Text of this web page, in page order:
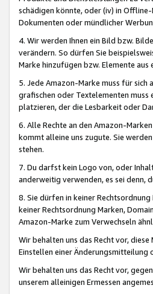
schädigen könnte, oder (iv) in Offline-
Dokumenten oder mündlicher
4. Wir werden Ihnen ein Bild bzw.
verändern. So dürfen Sie
Marke hinzufügen bzw. Elemente
5. Jede Amazon-Marke muss für
grafischen oder Textelementen muss
platzieren, der die Lesbarkeit oder
6. Alle Rechte an den Amazon-
kommt alleine uns zugute. Sie
stehen.
7. Du darfst kein Logo von, oder
anderweitig verwenden, es sei denn,
8. Sie dürfen in keiner
keiner Rechtsordnung Marken,
Amazon-Marke zum Verwechseln
Wir behalten uns das Recht vor,
Einstellen einer
Wir behalten uns das Recht vor,
unserem alleinigen Ermessen